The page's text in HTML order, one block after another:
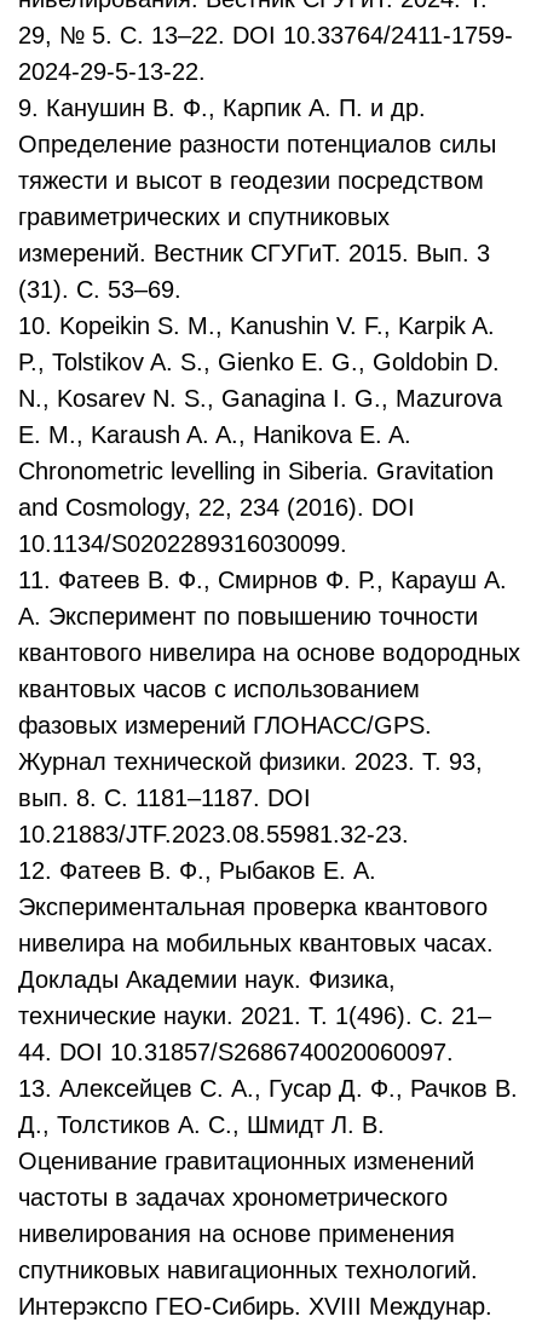
29, № 5. С. 13–22. DOI 10.33764/2411-1759-
2024-29-5-13-22.
9. Канушин В. Ф., Карпик А. П. и др.
Определение разности потенциалов силы
тяжести и высот в геодезии посредством
гравиметрических и спутниковых
измерений. Вестник СГУГиТ. 2015. Вып. 3
(31). C. 53–69.
10. Kopeikin S. M., Kanushin V. F., Karpik A.
P., Tolstikov A. S., Gienko E. G., Goldobin D.
N., Kosarev N. S., Ganagina I. G., Mazurova
E. M., Karaush A. A., Hanikova E. A.
Chronometric levelling in Siberia. Gravitation
and Cosmology, 22, 234 (2016). DOI
10.1134/S0202289316030099.
11. Фатеев В. Ф., Смирнов Ф. Р., Карауш А.
А. Эксперимент по повышению точности
квантового нивелира на основе водородных
квантовых часов с использованием
фазовых измерений ГЛОНАСС/GPS.
Журнал технической физики. 2023. Т. 93,
вып. 8. С. 1181–1187. DOI
10.21883/JTF.2023.08.55981.32-23.
12. Фатеев В. Ф., Рыбаков Е. А.
Экспериментальная проверка квантового
нивелира на мобильных квантовых часах.
Доклады Академии наук. Физика,
технические науки. 2021. Т. 1(496). С. 21–
44. DOI 10.31857/S2686740020060097.
13. Алексейцев С. А., Гусар Д. Ф., Рачков В.
Д., Толстиков А. С., Шмидт Л. В.
Оценивание гравитационных изменений
частоты в задачах хронометрического
нивелирования на основе применения
спутниковых навигационных технологий.
Интерэкспо ГЕО-Сибирь. XVIII Междунар.